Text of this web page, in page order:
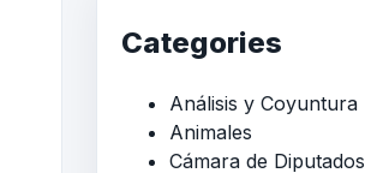
Categories
Análisis y Coyuntura
Animales
Cámara de Diputados